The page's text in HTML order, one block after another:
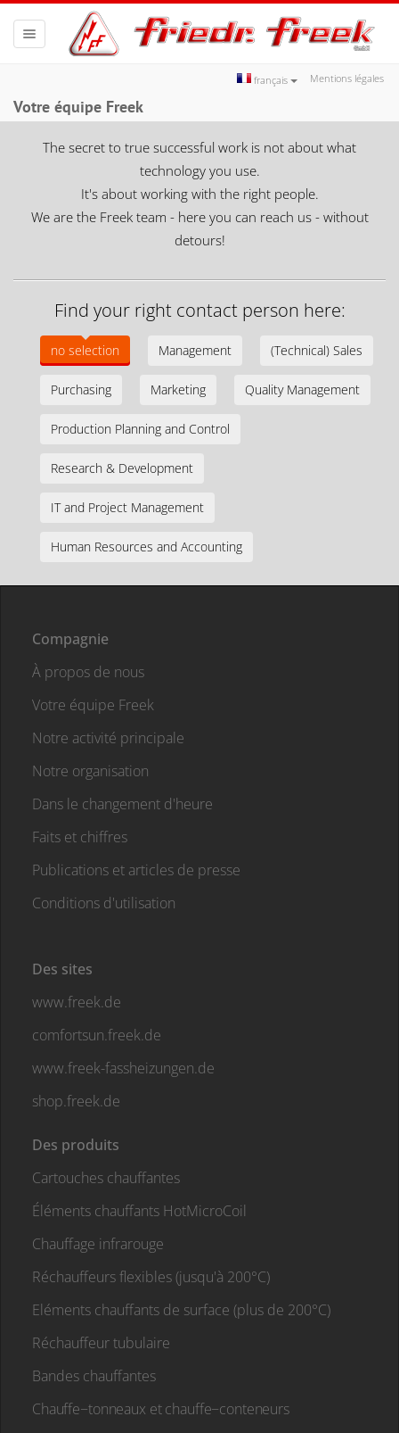
Mentions légales
français
Toggle
navigation
Votre équipe Freek
The secret to true successful work is not about what
technology you use.
It's about working with the right people.
We are the Freek team - here you can reach us - without
detours!
Find your right contact person here:
no selection Management (Technical) Sales
Purchasing Marketing Quality Management
Production Planning and Control
Research & Development
IT and Project Management
Human Resources and Accounting
Compagnie
À propos de nous
Votre équipe Freek
Notre activité principale
Notre organisation
Dans le changement d'heure
Faits et chiffres
Publications et articles de presse
Conditions d'utilisation
Des sites
www.freek.de
comfortsun.freek.de
www.freek-fassheizungen.de
shop.freek.de
Des produits
Cartouches chauffantes
Éléments chauffants HotMicroCoil
Chauffage infrarouge
Réchauffeurs flexibles (jusqu'à 200°C)
Eléments chauffants de surface (plus de 200°C)
Réchauffeur tubulaire
Bandes chauffantes
Chauffe−tonneaux et chauffe−conteneurs